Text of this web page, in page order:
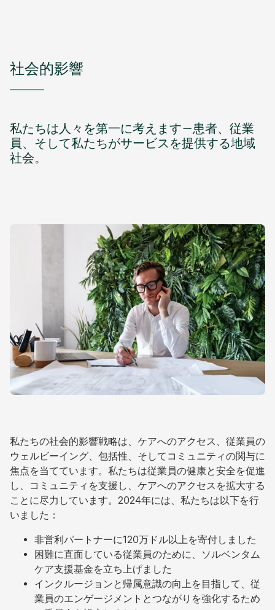
社会的影響
私たちは人々を第一に考えます—患者、従業
員、そして私たちがサービスを提供する地域
社会。
私たちの社会的影響戦略は、ケアへのアクセス、従業員の
ウェルビーイング、包括性、そしてコミュニティの関与に
焦点を当てています。私たちは従業員の健康と安全を促進
し、コミュニティを支援し、ケアへのアクセスを拡大する
ことに尽力しています。2024年には、私たちは以下を行
いました：
非営利パートナーに120万ドル以上を寄付しました
困難に直面している従業員のために、ソルベンタム
ケア支援基金を立ち上げました
インクルージョンと帰属意識の向上を目指して、従
業員のエンゲージメントとつながりを強化するため